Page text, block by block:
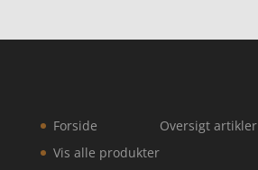
Forside
Vis alle produkter
Oversigt artikler